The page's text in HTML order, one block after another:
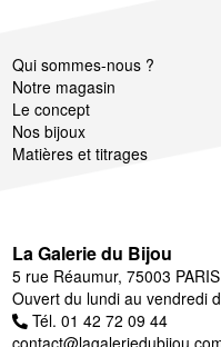
Qui sommes-nous ?
Notre magasin
Le concept
Nos bijoux
Matières et titrages
La Galerie du Bijou
5 rue Réaumur, 75003 PARIS
Ouvert du lundi au vendredi
Tél. 01 42 72 09 44